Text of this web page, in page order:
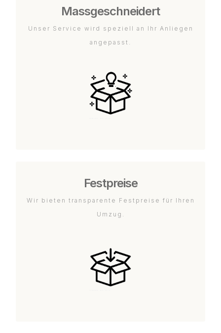
Massgeschneidert
Unser Service wird speziell an Ihr Anliegen
angepasst.
Festpreise
Wir bieten transparente Festpreise für Ihren
Umzug.